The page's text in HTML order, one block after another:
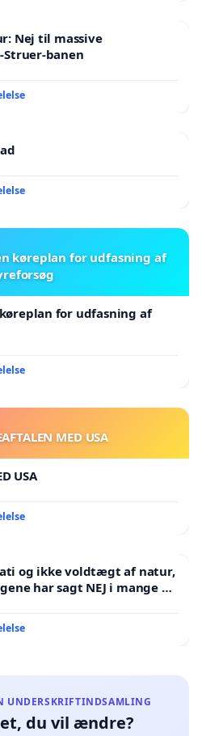
Nej til massive
banen
køreplan for udfasning af
for udfasning af
MED USA
USA
ikke voldtægt af natur,
har sagt NEJ i mange år.
UNDERSKRIFTINDSAMLING
du vil ændre?